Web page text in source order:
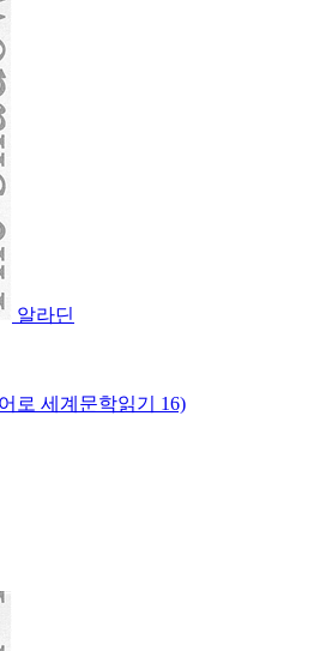
알라딘
로 세계문학읽기 16)